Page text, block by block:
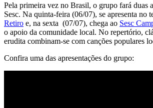
Pela primeira vez no Brasil, o grupo fará duas
Sesc. Na quinta-feira (06/07), se apresenta no
Retiro e, na sexta (07/07), chega ao Sesc
o apoio da comunidade local. No repertório,
erudita combinam-se com canções populares
Confira uma das apresentações do grupo: